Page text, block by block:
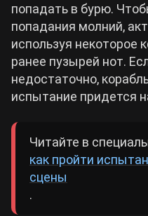
попадать в бурю.
попадания молний,
используя некоторое
ранее пузырей нот.
недостаточно,
испытание придется
Читайте в
как пройти
сцены
.